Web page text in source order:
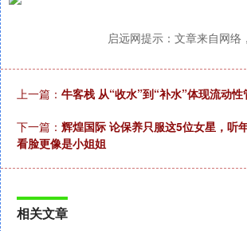
启远网提示：文章来自网络
上一篇： 牛客栈 从“收水”到“补水”体现流动
下一篇： 辉煌国际 论保养只服这5位女星，听
看脸更像是小姐姐
相关文章